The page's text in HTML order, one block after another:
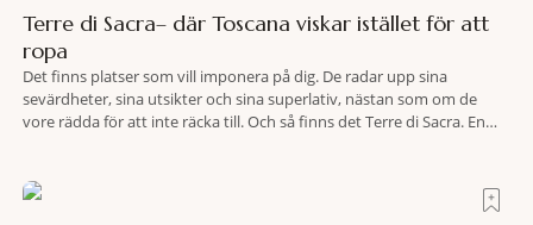
Terre di Sacra– där Toscana viskar istället för att
ropa
Det finns platser som vill imponera på dig. De radar upp sina
sevärdheter, sina utsikter och sina superlativ, nästan som om de
vore rädda för att inte räcka till. Och så finns det Terre di Sacra. En